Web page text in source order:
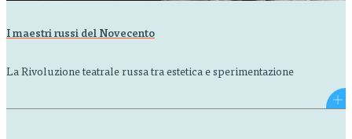
I maestri russi del Novecento
La Rivoluzione teatrale russa tra estetica e sperimentazione